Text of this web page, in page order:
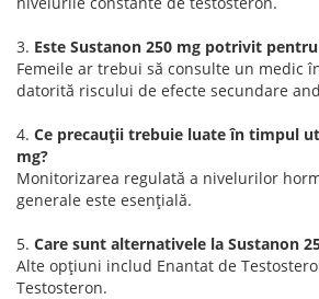
3. Este Sustanon 250 mg potrivit
Femeile ar trebui să consulte un medic
datorită riscului de efecte secundare
4. Ce precauții trebuie luate în timpul
mg?
Monitorizarea regulată a nivelurilor
generale este esențială.
5. Care sunt alternativele la Sustanon
Alte opțiuni includ Enantat de
Testosteron.